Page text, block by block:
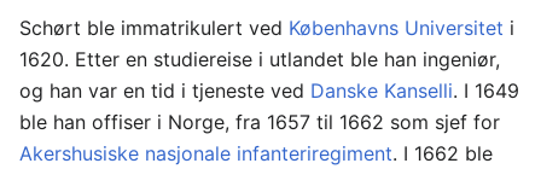
Schørt ble immatrikulert ved Københavns Universitet i
1620. Etter en studiereise i utlandet ble han ingeniør,
og han var en tid i tjeneste ved Danske Kanselli. I 1649
ble han offiser i Norge, fra 1657 til 1662 som sjef for
Akershusiske nasjonale infanteriregiment. I 1662 ble